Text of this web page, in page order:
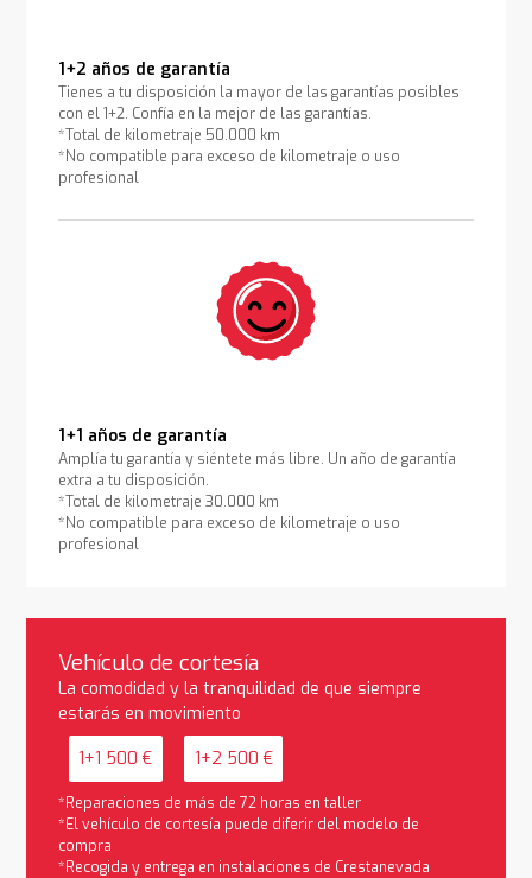
1+2 años de garantía
Tienes a tu disposición la mayor de las garantías posibles
con el 1+2. Confía en la mejor de las garantías.
*Total de kilometraje 50.000 km
*No compatible para exceso de kilometraje o uso
profesional
1+1 años de garantía
Amplía tu garantía y siéntete más libre. Un año de garantía
extra a tu disposición.
*Total de kilometraje 30.000 km
*No compatible para exceso de kilometraje o uso
profesional
Vehículo de cortesía
La comodidad y la tranquilidad de que siempre
estarás en movimiento
1+1 500 € 1+2 500 €
*Reparaciones de más de 72 horas en taller
*El vehículo de cortesía puede diferir del modelo de
compra
*Recogida y entrega en instalaciones de Crestanevada